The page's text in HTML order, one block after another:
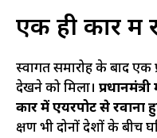
एक ही कार में
स्वागत समारोह के बाद
देखने को मिला।
कार में एयरपोर्ट से रवाना
क्षण भी दोनों देशों के बीच